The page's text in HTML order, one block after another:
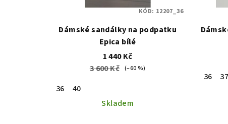
Dámské sandálky na podpatku
Epica bílé
1 440 Kč
3 600 Kč (–60 %)
36
40
Skladem
KÓD: 12207_36
36
37